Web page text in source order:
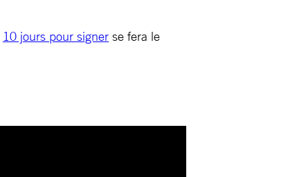
10 jours pour signer se fera le